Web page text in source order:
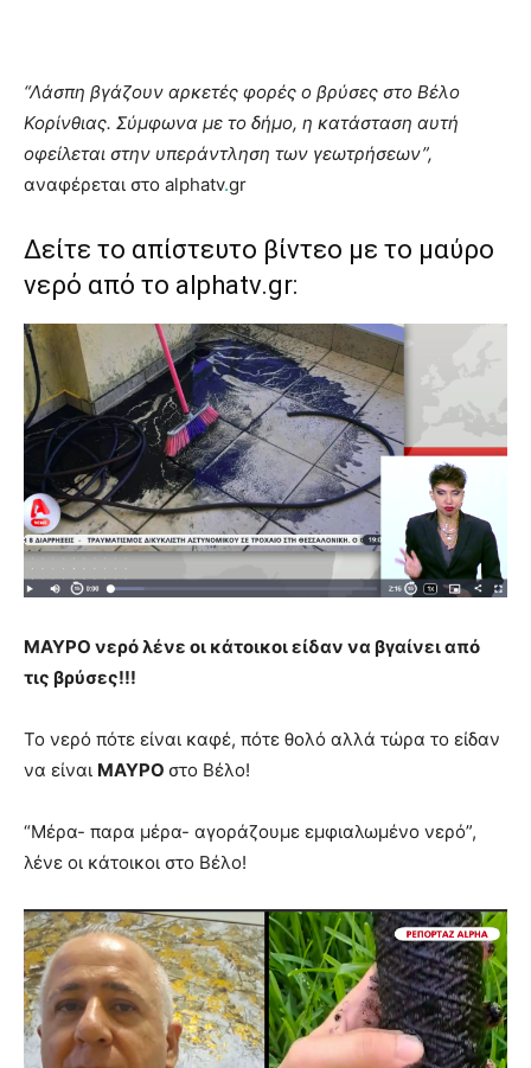
“Λάσπη βγάζουν αρκετές φορές ο βρύσες στο Βέλο
Κορίνθιας. Σύμφωνα με το δήμο, η κατάσταση αυτή
οφείλεται στην υπεράντληση των γεωτρήσεων”,
αναφέρεται στο alphatv.gr
Δείτε το απίστευτο βίντεο με το μαύρο
νερό από το alphatv.gr:
ΜΑΥΡΟ νερό λένε οι κάτοικοι είδαν να βγαίνει από
τις βρύσες!!!
Το νερό πότε είναι καφέ, πότε θολό αλλά τώρα το είδαν
να είναι ΜΑΥΡΟ στο Βέλο!
“Μέρα- παρα μέρα- αγοράζουμε εμφιαλωμένο νερό”,
λένε οι κάτοικοι στο Βέλο!